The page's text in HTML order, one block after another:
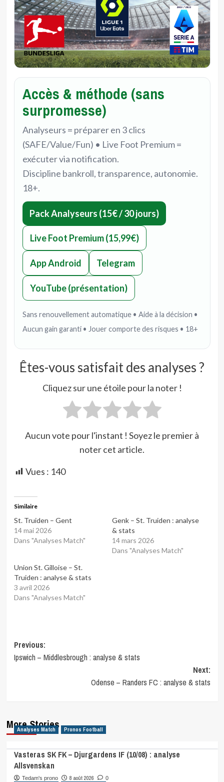
Accès & méthode (sans
surpromesse)
Analyseurs = préparer en 3 clics
(SAFE/Value/Fun) • Live Foot Premium =
exécuter via notification.
Discipline bankroll, transparence, autonomie.
18+.
Pack Analyseurs (15€ / 30 jours)
Live Foot Premium (15,99€)
App Android Telegram
YouTube (présentation)
Sans renouvellement automatique • Aide à la décision •
Aucun gain garanti • Jouer comporte des risques • 18+
Êtes-vous satisfait des analyses ?
Cliquez sur une étoile pour la noter !
Aucun vote pour l'instant ! Soyez le premier à
noter cet article.
Vues : 140
Similaire
St. Truiden – Gent
14 mai 2026
Dans "Analyses Match"
Genk – St. Truiden : analyse
& stats
14 mars 2026
Dans "Analyses Match"
Union St. Gilloise – St.
Truiden : analyse & stats
3 avril 2026
Dans "Analyses Match"
Post
navigation
Previous:
Ipswich – Middlesbrough : analyse & stats
Next:
Odense – Randers FC : analyse & stats
More Stories
Analyses Match Pronos Football
Vasteras SK FK – Djurgardens IF (10/08) : analyse
Allsvenskan
Tedam's prono 8 août 2026 0